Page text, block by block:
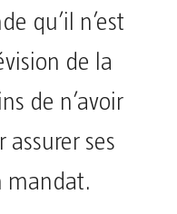
qu’il n’est
de la
de n’avoir
assurer ses
mandat.